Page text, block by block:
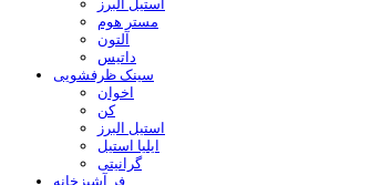
استیل البرز
مستر هوم
آلتون
داتیس
سینک ظرفشویی
اخوان
کن
استیل البرز
ایلیا استیل
گرانیتی
فر آشپزخانه